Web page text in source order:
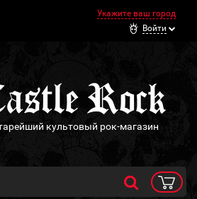
Укажите ваш город
Войти
культовый рок-магазин